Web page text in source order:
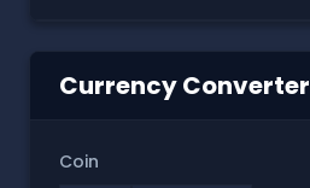
Currency Converter
Coin